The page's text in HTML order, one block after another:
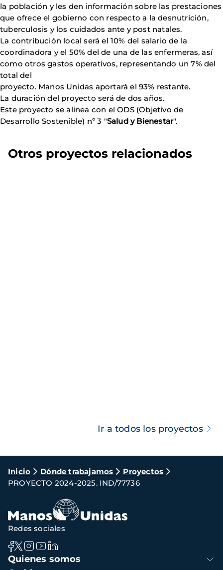
la población y les den información sobre las prestaciones
que ofrece el gobierno con respecto a la desnutrición,
tuberculosis y los cuidados ante y post natales.
La contribución local será el 10% del salario de la
coordinadora y el 50% del de una de las enfermeras, así
como otros gastos operativos, representando un 7% del
total del
proyecto. Manos Unidas aportará el 93% restante.
La duración del proyecto será de dos años.
Este proyecto se alinea con el ODS (Objetivo de
Desarrollo Sostenible) nº 3 "Salud y Bienestar".
Otros proyectos relacionados
Ir a todos los proyectos
Ruta
de
navegación
Inicio Dónde trabajamos
Proyectos
PROYECTO 2024-2025. IND/77736
Navegación
principal
Quienes somos
Redes sociales